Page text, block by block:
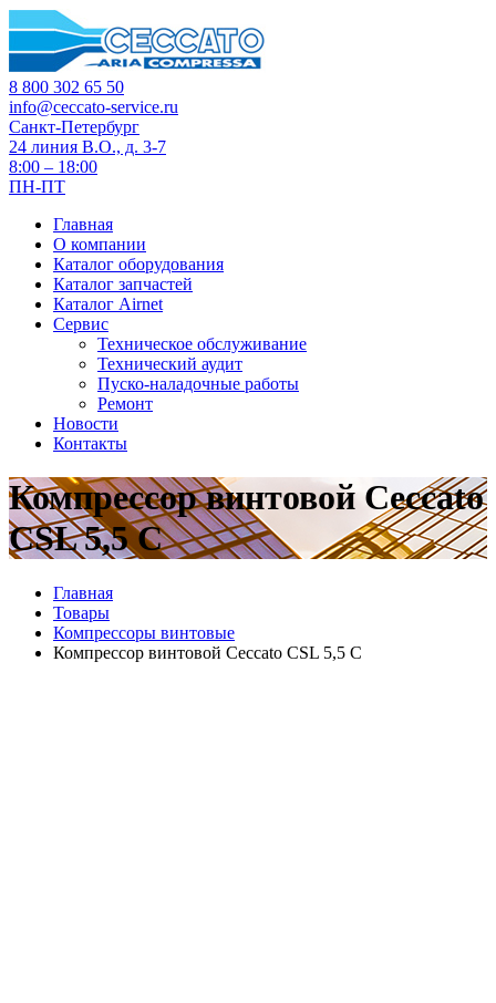
8 800 302 65 50
info@ceccato-service.ru
Санкт-Петербург
24 линия В.О., д. 3-7
8:00 – 18:00
ПН-ПТ
Главная
О компании
Каталог оборудования
Каталог запчастей
Каталог Airnet
Сервис
Техническое обслуживание
Технический аудит
Пуско-наладочные работы
Ремонт
Новости
Контакты
Компрессор винтовой Ceccato
CSL 5,5 C
Главная
Товары
Компрессоры винтовые
Компрессор винтовой Ceccato CSL 5,5 C